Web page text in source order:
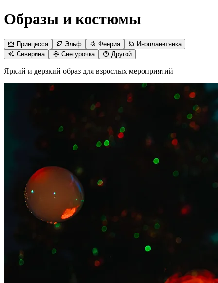
Образы и костюмы
Принцесса Эльф Феерия
Инопланетянка
Северина
Снегурочка Другой
Яркий и дерзкий образ для взрослых мероприятий